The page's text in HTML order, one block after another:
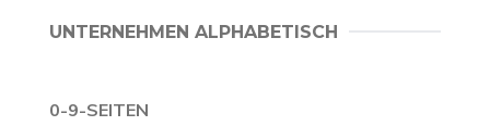
UNTERNEHMEN ALPHABETISCH
0-9-SEITEN